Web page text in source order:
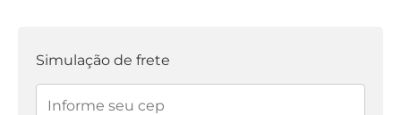
Simulação de frete